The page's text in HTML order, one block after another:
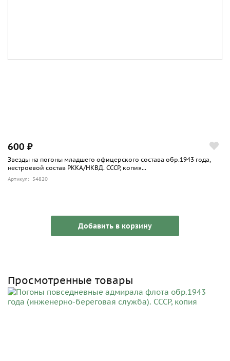
600 ₽
Звезды на погоны младшего офицерского состава обр.1943 года,
нестроевой состав РККА/НКВД. СССР, копия...
Артикул: 54820
Добавить в корзину
Просмотренные товары